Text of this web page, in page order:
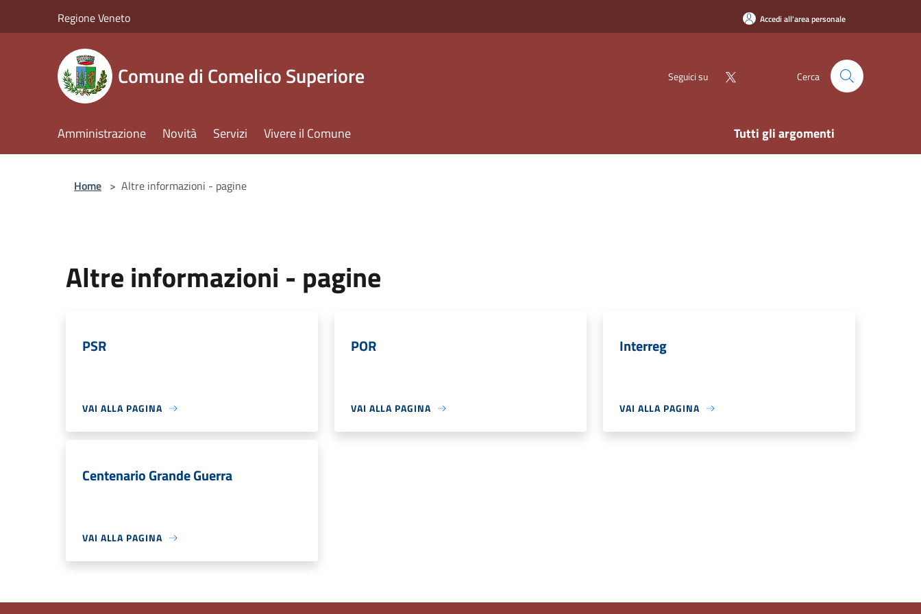
Regione Veneto Accedi all'area personale
Comune di Comelico Superiore Seguici su Cerca
Amministrazione Novità Servizi Vivere il Comune Tutti gli argomenti
Home > Altre informazioni - pagine
Altre informazioni - pagine
PSR
VAI ALLA PAGINA
POR
VAI ALLA PAGINA
Interreg
VAI ALLA PAGINA
Centenario Grande Guerra
VAI ALLA PAGINA